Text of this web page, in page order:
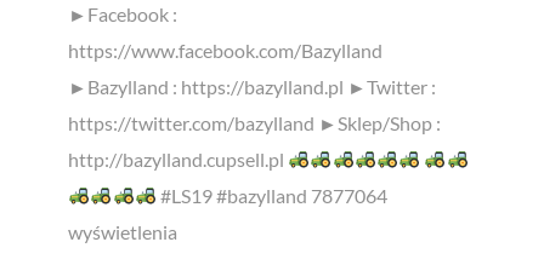
►Facebook :
https://www.facebook.com/Bazylland
►Bazylland : https://bazylland.pl ►Twitter :
https://twitter.com/bazylland ►Sklep/Shop :
http://bazylland.cupsell.pl
#LS19 #bazylland 7877064
wyświetlenia